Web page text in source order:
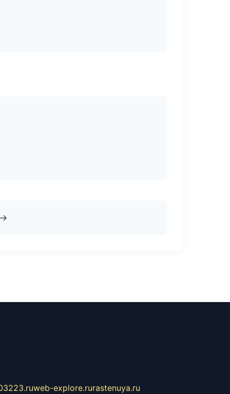
web-explore.rurastenuya.ru